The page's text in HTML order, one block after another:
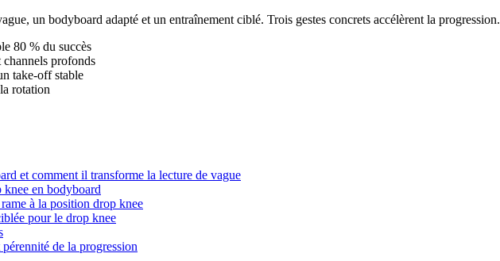
un bodyboard adapté et un entraînement ciblé. Trois gestes concrets accélèrent la progression.
80 % du succès
profonds
take‑off stable
rotation
et comment il transforme la lecture de vague
knee en bodyboard
à la position drop knee
pour le drop knee
de la progression